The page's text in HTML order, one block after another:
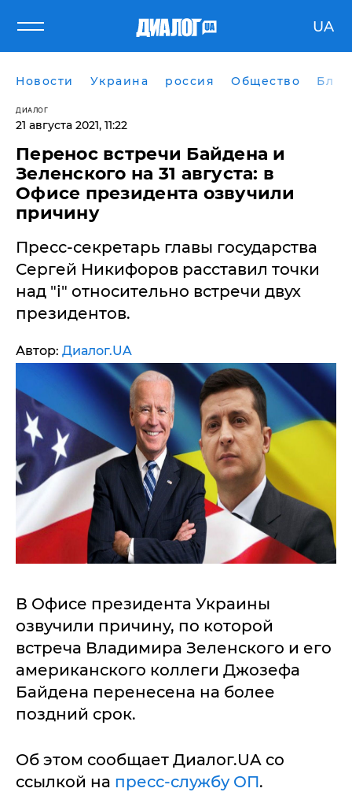
UA
Новости Украина россия Общество
ДИАЛОГ
21 августа 2021, 11:22
Перенос встречи Байдена и
Зеленского на 31 августа: в
Офисе президента озвучили
причину
Пресс-секретарь главы государства
Сергей Никифоров расставил точки
над "і" относительно встречи двух
президентов.
Автор: Диалог.UA
В Офисе президента Украины
озвучили причину, по которой
встреча Владимира Зеленского и его
американского коллеги Джозефа
Байдена перенесена на более
поздний срок.
Об этом сообщает Диалог.UA со
ссылкой на пресс-службу ОП.